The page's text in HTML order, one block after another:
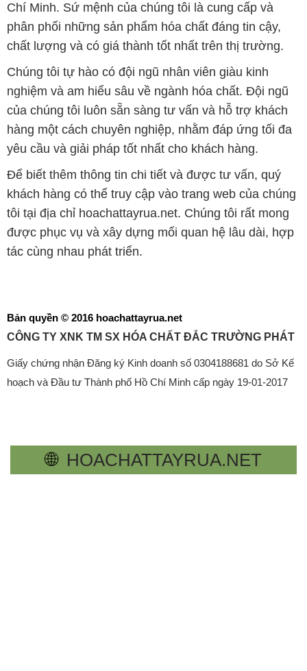
Chí Minh. Sứ mệnh của chúng tôi là cung cấp và
phân phối những sản phẩm hóa chất đáng tin cậy,
chất lượng và có giá thành tốt nhất trên thị trường.
Chúng tôi tự hào có đội ngũ nhân viên giàu kinh
nghiệm và am hiểu sâu về ngành hóa chất. Đội ngũ
của chúng tôi luôn sẵn sàng tư vấn và hỗ trợ khách
hàng một cách chuyên nghiệp, nhằm đáp ứng tối đa
yêu cầu và giải pháp tốt nhất cho khách hàng.
Để biết thêm thông tin chi tiết và được tư vấn, quý
khách hàng có thể truy cập vào trang web của chúng
tôi tại địa chỉ hoachattayrua.net. Chúng tôi rất mong
được phục vụ và xây dựng mối quan hệ lâu dài, hợp
tác cùng nhau phát triển.
Bản quyền © 2016 hoachattayrua.net
CÔNG TY XNK TM SX HÓA CHẤT ĐẮC TRƯỜNG PHÁT
Giấy chứng nhận Đăng ký Kinh doanh số 0304188681 do Sở Kế
hoạch và Đầu tư Thành phố Hồ Chí Minh cấp ngày 19-01-2017
🌐 HOACHATTAYRUA.NET